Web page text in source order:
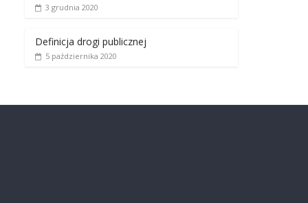
3 grudnia 2020
Definicja drogi publicznej
5 października 2020